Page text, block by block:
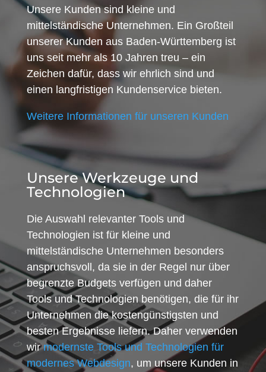
Unsere Kunden sind kleine und
mittelständische Unternehmen. Ein Großteil
unserer Kunden aus Baden-Württemberg ist
uns seit mehr als 10 Jahren treu – ein
Zeichen dafür, dass wir ehrlich sind und
einen langfristigen Kundenservice bieten.
Weitere Informationen für unseren Kunden
Unsere Werkzeuge und
Technologien
Die Auswahl relevanter Tools und
Technologien ist für kleine und
mittelständische Unternehmen besonders
anspruchsvoll, da sie in der Regel nur über
begrenzte Budgets verfügen und daher
Tools und Technologien benötigen, die für ihr
Unternehmen die kostengünstigsten und
besten Ergebnisse liefern. Daher verwenden
wirmodernste Tools und Technologien für
modernes Webdesign, um unsere Kunden in